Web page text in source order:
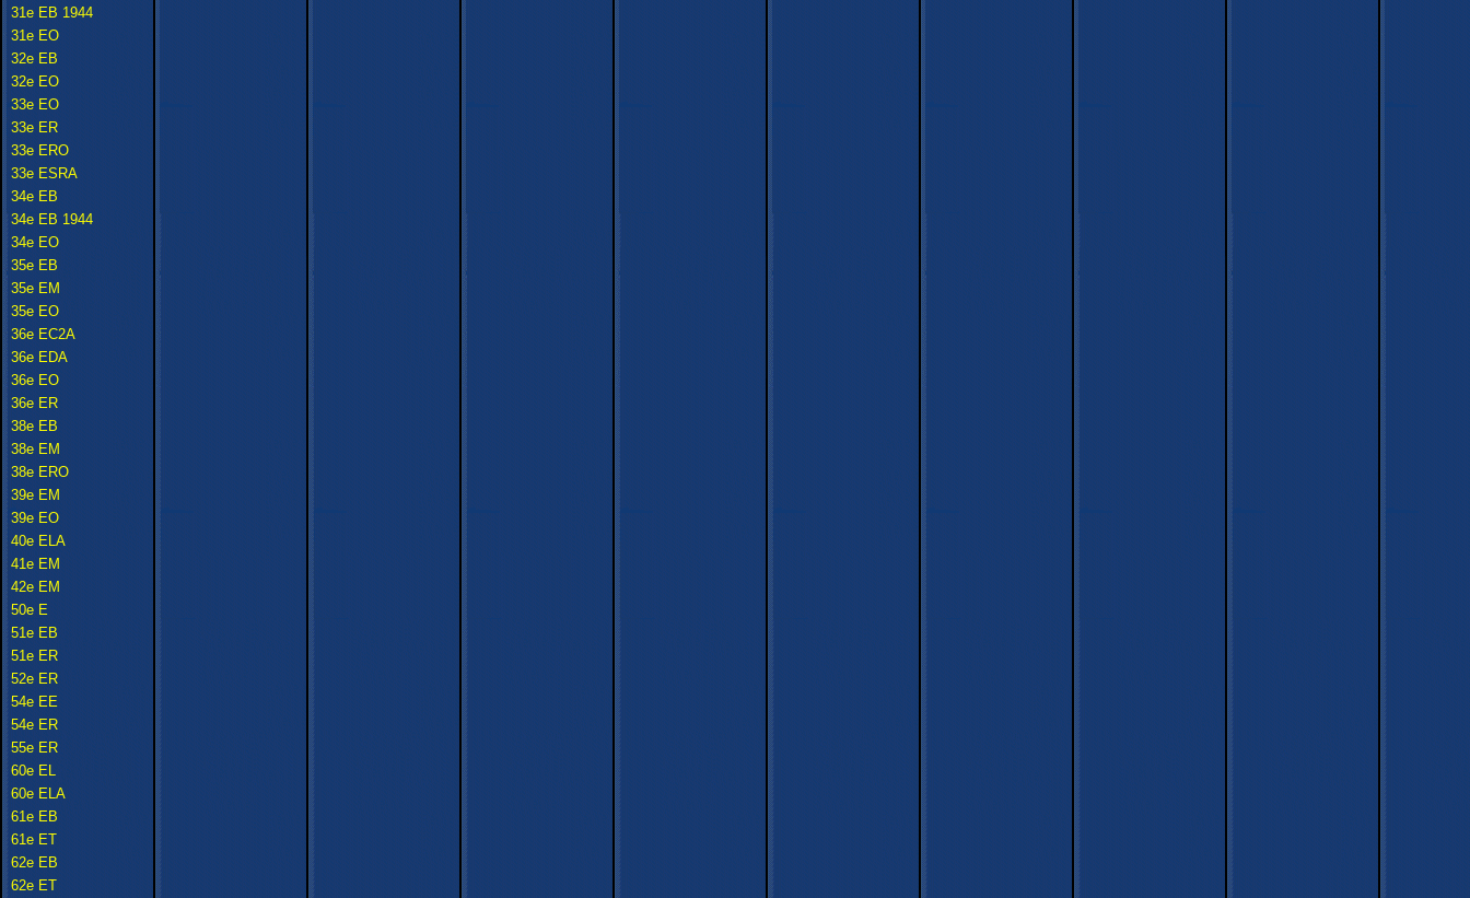
31e EB 1944
31e EO
32e EB
32e EO
33e EO
33e ER
33e ERO
33e ESRA
34e EB
34e EB 1944
34e EO
35e EB
35e EM
35e EO
36e EC2A
36e EDA
36e EO
36e ER
38e EB
38e EM
38e ERO
39e EM
39e EO
40e ELA
41e EM
42e EM
50e E
51e EB
51e ER
52e ER
54e EE
54e ER
55e ER
60e EL
60e ELA
61e EB
61e ET
62e EB
62e ET